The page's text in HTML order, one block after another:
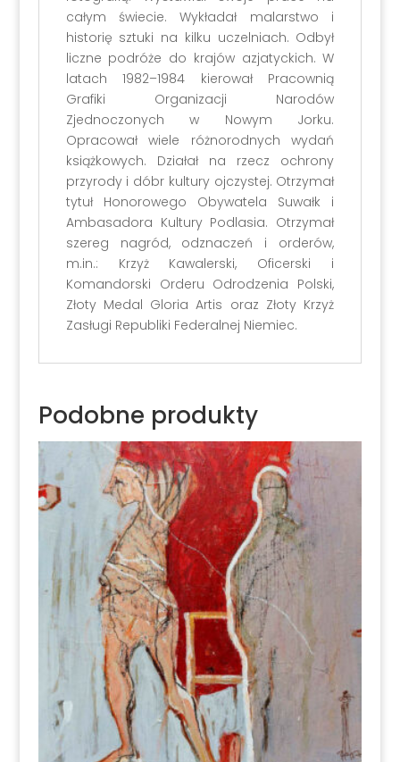
całym świecie. Wykładał malarstwo i
historię sztuki na kilku uczelniach. Odbył
liczne podróże do krajów azjatyckich. W
latach 1982–1984 kierował Pracownią
Grafiki Organizacji Narodów
Zjednoczonych w Nowym Jorku.
Opracował wiele różnorodnych wydań
książkowych. Działał na rzecz ochrony
przyrody i dóbr kultury ojczystej. Otrzymał
tytuł Honorowego Obywatela Suwałk i
Ambasadora Kultury Podlasia. Otrzymał
szereg nagród, odznaczeń i orderów,
m.in.: Krzyż Kawalerski, Oficerski i
Komandorski Orderu Odrodzenia Polski,
Złoty Medal Gloria Artis oraz Złoty Krzyż
Zasługi Republiki Federalnej Niemiec.
Podobne produkty